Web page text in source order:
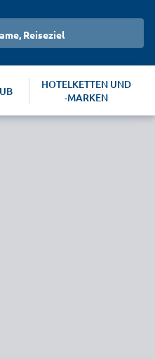
Reiseziel
HOTELKETTEN UND
-MARKEN